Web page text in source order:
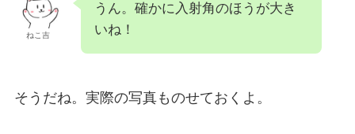
ねこ吉
うん。確かに入射角のほうが大き
いね！
そうだね。実際の写真ものせておくよ。